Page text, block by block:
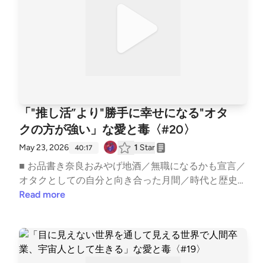
MYG?si=7lrPo5CLRKKqLO4tw9TjpA&amp;pi=5Vz1Dx
HRS_iGx ──────────────── ▼ あなたの「ちょ
ひこちらまでお寄せください。 ──────────────
── ▼ 公式HPhttps://aitodoku.com ▼ SNS番組公式X:
https://twitter.com/snack_aitodokuゆきママX: http
s://twitter.com/nara_deer18ゆきママInstagram: http
s://www.instagram.com/nara_deer18ゆきママTikTok:
https://www.tiktok.com/@nara_deer18 ▼ note番組公
式: https://note.com/snack_ai_to_doku/ゆきママ: http
中！ ハッシュタグ #あいどく でお口直しのご感想も
お待ちしております。
「"推し活”より"勝手に幸せになる"オタ
クの方が強い」な愛と毒〈#20〉
May 23, 2026 40:17 1 Star
■ お品書き奈良おみやげ地酒／無職になるかも宣言／
オタクとしての自分と向き合った月間／時代と歴史が
違えばそりゃ分かり合えないことも多いやろ自分と違
／何事も結局楽しんだ人間が勝ちetc.. ━━━━━━
━━━━━━━━━━━━━━━スナック愛と毒 〜
Read more